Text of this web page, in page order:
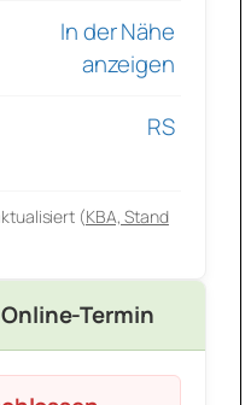
In der Nähe
anzeigen
RS
(KBA, Stand
Termin